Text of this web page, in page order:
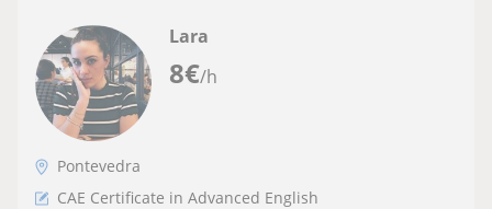
8€/h
Lara
Pontevedra
CAE Certificate in Advanced English